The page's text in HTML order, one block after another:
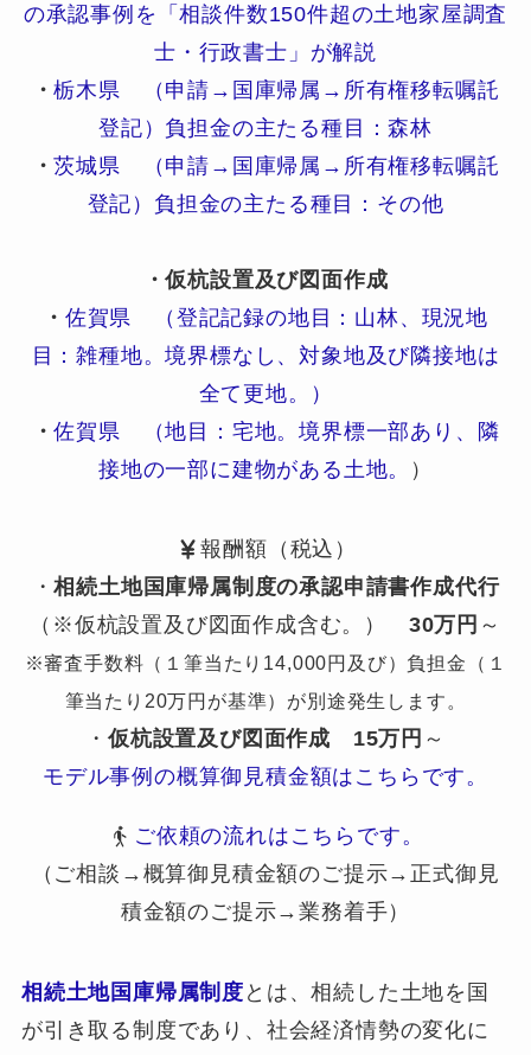
の承認事例を「相談件数150件超の土地家屋調査
士・行政書士」が解説
・栃木県 （申請→国庫帰属→所有権移転嘱託
登記）負担金の主たる種目：森林
・茨城県 （申請→国庫帰属→所有権移転嘱託
登記）負担金の主たる種目：その他
・仮杭設置及び図面作成
・ 佐賀県 （登記記録の地目：山林、現況地
目：雑種地。境界標なし、対象地及び隣接地は
全て更地。）
・佐賀県 （地目：宅地。境界標一部あり、隣
接地の一部に建物がある土地。
）
報酬額（税込）
・相続土地国庫帰属制度の承認申請書作成代行
（※仮杭設置及び図面作成含む。） 30万円 ～
※審査手数料（１筆当たり14,000円及び）負担金（１
筆当たり20万円が基準）が別途発生します。
・ 仮杭設置及び図面作成 15万円 ～
モデル事例の概算御見積金額はこちらです。
ご依頼の流れはこちらです。
（ご相談→概算御見積金額のご提示→正式御見
積金額のご提示→業務着手）
相続土地国庫帰属制度 とは、相続した土地を国
が引き取る制度であり、社会経済情勢の変化に